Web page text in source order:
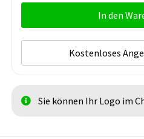
In den
Kostenloses
Sie können Ihr Logo im